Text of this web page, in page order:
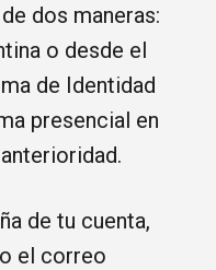
dos maneras:
o desde el
de Identidad
presencial en
de tu cuenta,
el correo